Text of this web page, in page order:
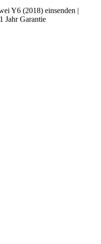
Y6 (2018) einsenden |
Jahr Garantie